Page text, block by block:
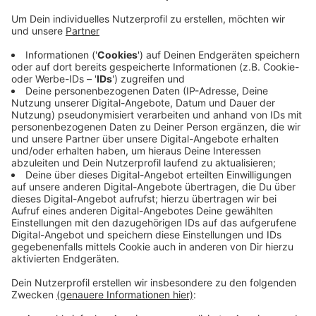
Anzeige
Letzte Arbeiten erfolgen noch
Anzeige
Die Vollsperrung während der Osterferien diente dazu,
die Deckschichten aufzutragen. Letzte Arbeiten
können bis zum 2. Mai 2025 noch zu leichten
Behinderungen führen.
Anzeige